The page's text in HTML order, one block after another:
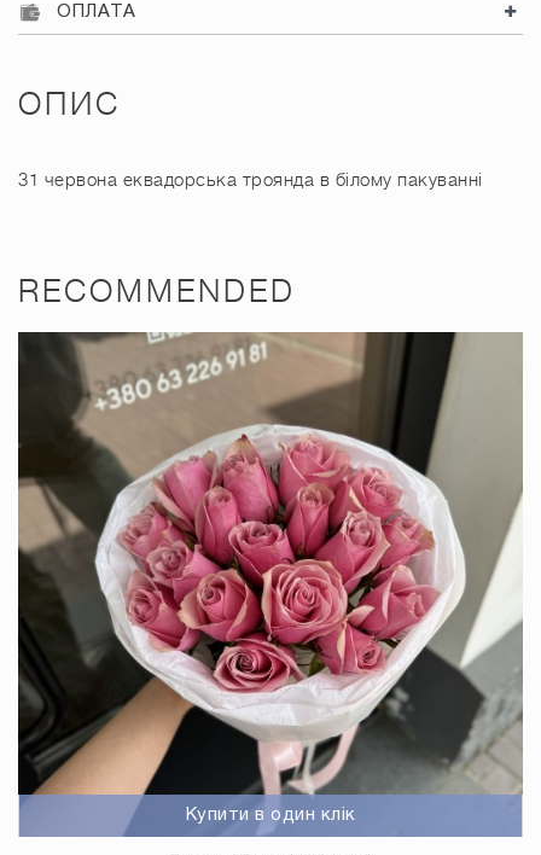
ОПЛАТА
ОПИС
31 червона еквадорська троянда в білому пакуванні
RECOMMENDED
Купити в один клік